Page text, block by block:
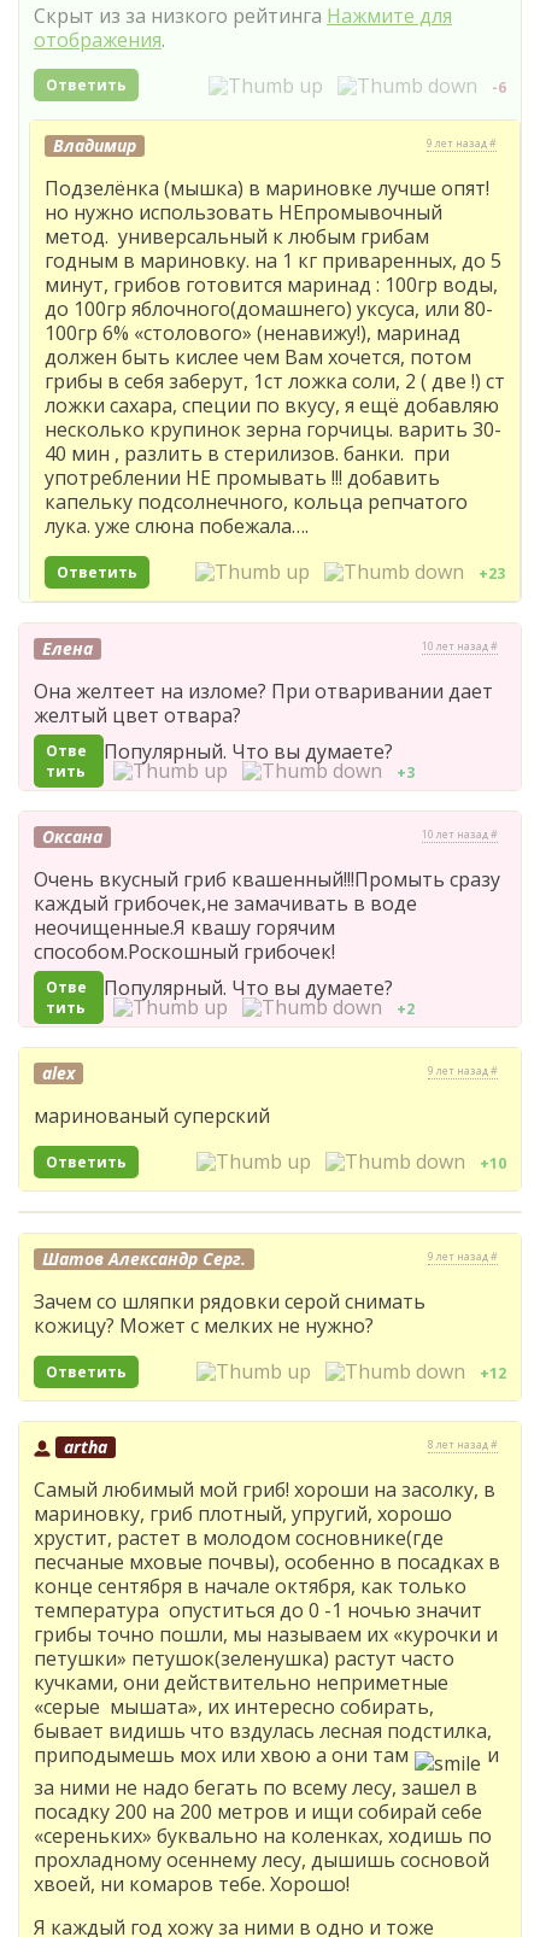
Скрыт из за низкого рейтинга Нажмите для
отображения.
Ответить -6
Владимир 9 лет назад #
Подзелёнка (мышка) в мариновке лучше опят!
но нужно использовать НЕпромывочный
метод. универсальный к любым грибам
годным в мариновку. на 1 кг приваренных, до 5
минут, грибов готовится маринад : 100гр воды,
до 100гр яблочного(домашнего) уксуса, или 80-
100гр 6% «столового» (ненавижу!), маринад
должен быть кислее чем Вам хочется, потом
грибы в себя заберут, 1ст ложка соли, 2 ( две !) ст
ложки сахара, специи по вкусу, я ещё добавляю
несколько крупинок зерна горчицы. варить 30-
40 мин , разлить в стерилизов. банки. при
употреблении НЕ промывать !!! добавить
капельку подсолнечного, кольца репчатого
лука. уже слюна побежала….
Ответить +23
Елена 10 лет назад #
Она желтеет на изломе? При отваривании дает
желтый цвет отвара?
Отве
тить
Популярный. Что вы думаете?
+3
Оксана 10 лет назад #
Очень вкусный гриб квашенный!!!Промыть сразу
каждый грибочек,не замачивать в воде
неочищенные.Я квашу горячим
способом.Роскошный грибочек!
Отве
тить
Популярный. Что вы думаете?
+2
alex 9 лет назад #
маринованый суперский
Ответить +10
Шатов Александр Серг. 9 лет назад #
Зачем со шляпки рядовки серой снимать
кожицу? Может с мелких не нужно?
Ответить +12
artha 8 лет назад #
Самый любимый мой гриб! хороши на засолку, в
мариновку, гриб плотный, упругий, хорошо
хрустит, растет в молодом сосновнике(где
песчаные мховые почвы), особенно в посадках в
конце сентября в начале октября, как только
температура опуститься до 0 -1 ночью значит
грибы точно пошли, мы называем их «курочки и
петушки» петушок(зеленушка) растут часто
кучками, они действительно неприметные
«серые мышата», их интересно собирать,
бывает видишь что вздулась лесная подстилка,
приподымешь мох или хвою а они там
и
за ними не надо бегать по всему лесу, зашел в
посадку 200 на 200 метров и ищи собирай себе
«сереньких» буквально на коленках, ходишь по
прохладному осеннему лесу, дышишь сосновой
хвоей, ни комаров тебе. Хорошо!
Я каждый год хожу за ними в одно и тоже